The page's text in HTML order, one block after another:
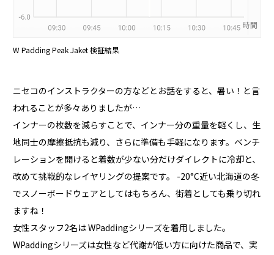
W Padding Peak Jaket 検証結果
ニセコのインストラクターの方などとお話をすると、暑い！と言
われることが多々ありましたが…
インナーの枚数を減らすことで、インナー分の重量を軽くし、生
地同士の摩擦抵抗も減り、さらに準備も手軽になります。ベンチ
レーションを開けると着数が少ない分だけダイレクトに冷却と、
改めて挑戦的なレイヤリングの提案です。 -20°C近い北海道の冬
でスノーボードウェアとしてはもちろん、街着としても乗り切れ
ますね！
女性スタッフ2名は WPaddingシリーズを着用しました。
WPaddingシリーズは女性など代謝が低い方に向けた商品で、実